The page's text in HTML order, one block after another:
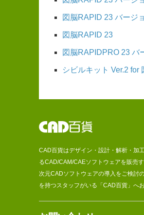
図脳RAPID 23 バージ
図脳RAPID 23
図脳RAPIDPRO 23
シビルキット Ver.2 for
CAD百貨はデザイン・設計・解析・加
るCAD/CAM/CAEソフトウェアを販売
次元CADソフトウェアの導入をご検討
を持つスタッフがいる「CAD百貨」へ